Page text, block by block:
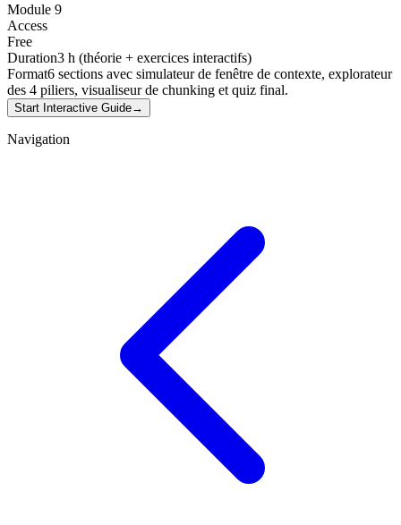
Module 9
Access
Free
Duration3 h (théorie + exercices interactifs)
Format6 sections avec simulateur de fenêtre de contexte, explorateur
des 4 piliers, visualiseur de chunking et quiz final.
Start Interactive Guide→
Navigation